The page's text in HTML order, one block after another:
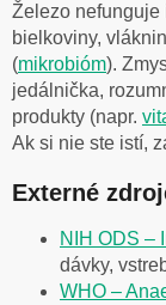
Železo nefunguje
bielkoviny,
(mikrobióm).
jedálnička,
produkty (napr.
Ak si nie ste istí,
Externé
NIH ODS –
dávky,
WHO –